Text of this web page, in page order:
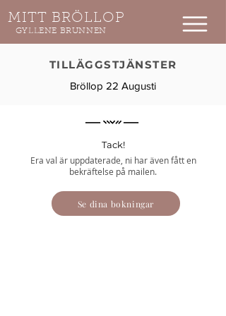
MITT BRÖLLOP
GYLLENE BRUNNEN
TILLÄGGSTJÄNSTER​
Bröllop 22 Augusti
Tack!
Era val är uppdaterade, ni har även fått en
bekräftelse på mailen.
Se dina bokningar